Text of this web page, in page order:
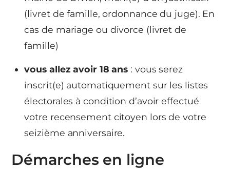
(livret de famille, ordonnance du juge). En
cas de mariage ou divorce (livret de
famille)
vous allez avoir 18 ans : vous serez
inscrit(e) automatiquement sur les listes
électorales à condition d’avoir effectué
votre recensement citoyen lors de votre
seizième anniversaire.
Démarches en ligne